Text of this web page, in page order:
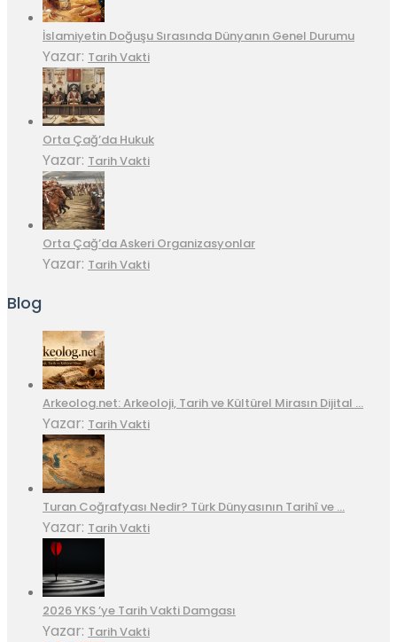
İslamiyetin Doğuşu Sırasında Dünyanın Genel Durumu
Yazar: Tarih Vakti
Orta Çağ’da Hukuk
Yazar: Tarih Vakti
Orta Çağ’da Askeri Organizasyonlar
Yazar: Tarih Vakti
Blog
Arkeolog.net: Arkeoloji, Tarih ve Kültürel Mirasın Dijital …
Yazar: Tarih Vakti
Turan Coğrafyası Nedir? Türk Dünyasının Tarihî ve …
Yazar: Tarih Vakti
2026 YKS ’ye Tarih Vakti Damgası
Yazar: Tarih Vakti